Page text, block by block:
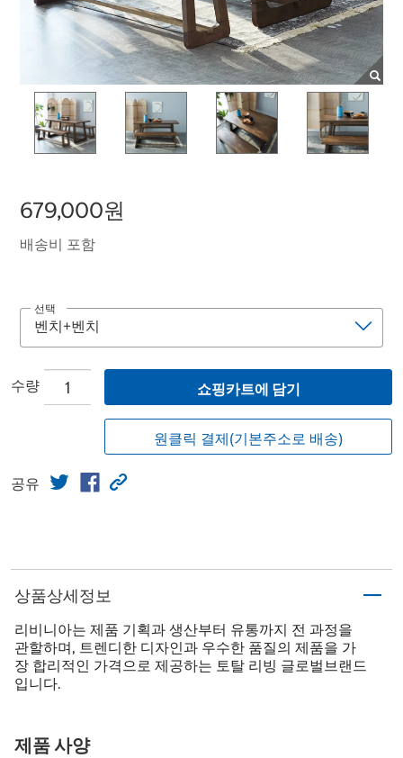
679,000원
배송비 포함
선택
수량 쇼핑카트에 담기
원클릭 결제(기본주소로 배송)
공유
상품상세정보
리비니아는 제품 기획과 생산부터 유통까지 전 과정을
관할하며, 트렌디한 디자인과 우수한 품질의 제품을 가
장 합리적인 가격으로 제공하는 토탈 리빙 글로벌브랜드
입니다.
제품 사양